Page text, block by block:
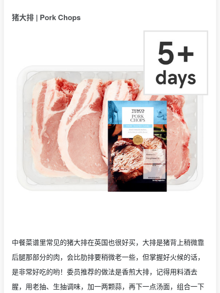
猪大排 | Pork Chops
中餐菜谱里常见的猪大排在英国也很好买，大排是猪背上稍微靠
后腿那部分的肉，会比肋排要稍微老一些，但掌握好火候的话，
是非常好吃的哟！委员推荐的做法是香煎大排，记得用料酒去
腥，用老抽、生抽调味，加一两颗蒜，再下一点汤面，组合一下